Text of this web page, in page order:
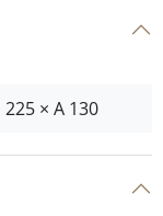
225 × A 130